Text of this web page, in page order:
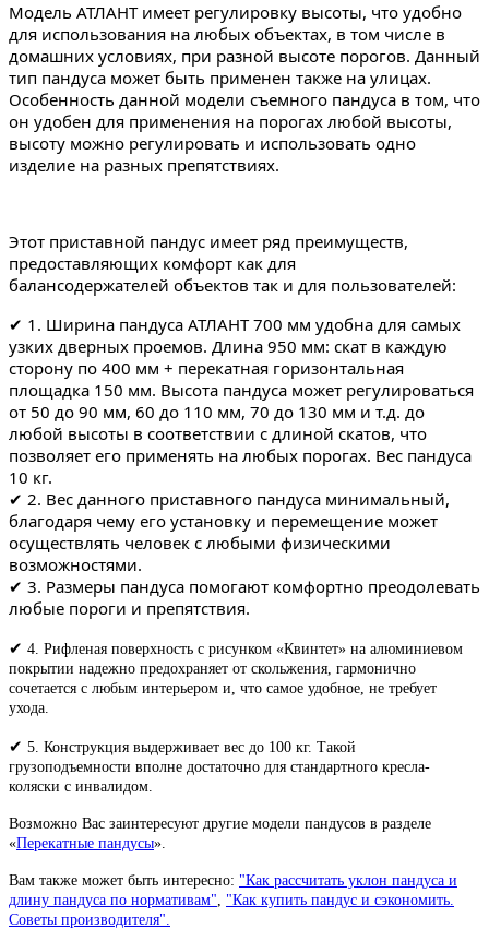
Модель АТЛАНТ имеет регулировку высоты, что удобно
для использования на любых объектах, в том числе в
домашних условиях, при разной высоте порогов. Данный
тип пандуса может быть применен также на улицах.
Особенность данной модели съемного пандуса в том, что
он удобен для применения на порогах любой высоты,
высоту можно регулировать и использовать одно
изделие на разных препятствиях.
Этот приставной пандус имеет ряд преимуществ,
предоставляющих комфорт как для
балансодержателей объектов так и для пользователей:
✔ 1. Ширина пандуса АТЛАНТ 700 мм удобна для самых
узких дверных проемов. Длина 950 мм: скат в каждую
сторону по 400 мм + перекатная горизонтальная
площадка 150 мм. Высота пандуса может регулироваться
от 50 до 90 мм, 60 до 110 мм, 70 до 130 мм и т.д. до
любой высоты в соответствии с длиной скатов, что
позволяет его применять на любых порогах. Вес пандуса
10 кг.
✔ 2. Вес данного приставного пандуса минимальный,
благодаря чему его установку и перемещение может
осуществлять человек с любыми физическими
возможностями.
✔ 3. Размеры пандуса помогают комфортно преодолевать
любые пороги и препятствия.
✔ 4. Рифленая поверхность с рисунком «Квинтет» на алюминиевом
покрытии надежно предохраняет от скольжения, гармонично
сочетается с любым интерьером и, что самое удобное, не требует
ухода.
✔ 5. Конструкция выдерживает вес до 100 кг. Такой
грузоподъемности вполне достаточно для стандартного кресла-
коляски с инвалидом.
Возможно Вас заинтересуют другие модели пандусов в разделе
«Перекатные пандусы».
Вам также может быть интересно: "Как рассчитать уклон пандуса и
длину пандуса по нормативам", "Как купить пандус и сэкономить.
Советы производителя".